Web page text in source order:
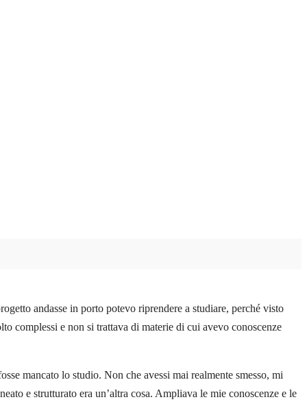
andasse in porto potevo riprendere a studiare, perché visto
complessi e non si trattava di materie di cui avevo conoscenze
mancato lo studio. Non che avessi mai realmente smesso, mi
e strutturato era un’altra cosa. Ampliava le mie conoscenze e le